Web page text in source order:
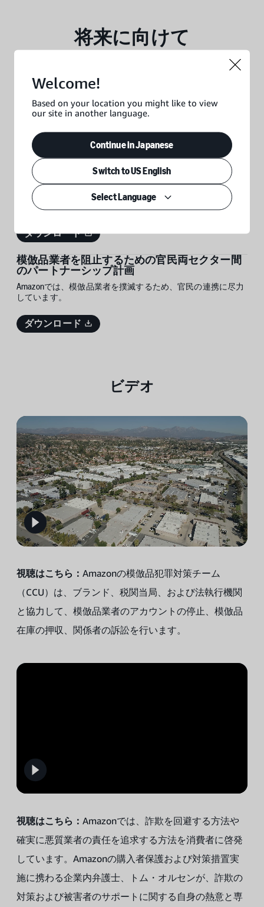
将来に向けて
お客様のための商品安全性改善に向けた官民両
セクター間のパートナーシップ計画
を目指しています。販売するあらゆる商品の安全性を確保す
ることは、その一環です。
ダウンロード
フェイクレビューをなくすための官民両セクタ
ー間のパートナーシップ計画
Amazonが予防的な取り組み、外部との連携、強制措置を活用
してフェイクレビューを防止している方法を3つ紹介します。
ダウンロード
模倣品業者を阻止するための官民両セクター間
のパートナーシップ計画
Amazonでは、模倣品業者を撲滅するため、官民の連携に尽力
しています。
ダウンロード
ビデオ
視聴はこちら： Amazonの模倣品犯罪対策チーム
（CCU）は、ブランド、税関当局、および法執行機関
と協力して、模倣品業者のアカウントの停止、模倣品
在庫の押収、関係者の訴訟を行います。
視聴はこちら： Amazonでは、詐欺を回避する方法や
確実に悪質業者の責任を追求する方法を消費者に啓発
しています。Amazonの購入者保護および対策措置実
施に携わる企業内弁護士、トム・オルセンが、詐欺の
対策および被害者のサポートに関する自身の熱意と専
Welcome!
Based on your location you might like to view
our site in another language.
Continue in Japanese
Switch to US English
Select Language